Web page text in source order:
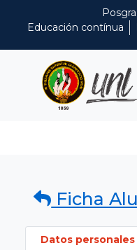
Educación contínua
Ficha
Datos personales